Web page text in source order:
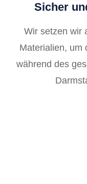
Sicher
Wir setzen wir
Materialien, um
während des